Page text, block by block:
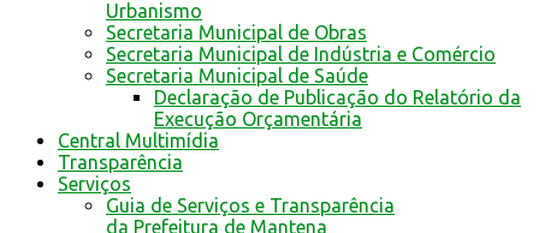
Urbanismo
Secretaria Municipal de Obras
Secretaria Municipal de Indústria e Comércio
Secretaria Municipal de Saúde
Declaração de Publicação do Relatório da
Execução Orçamentária
Central Multimídia
Transparência
Serviços
Guia de Serviços e Transparência
da Prefeitura de Mantena